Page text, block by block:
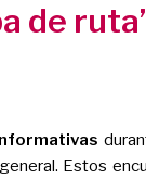
de
Estos